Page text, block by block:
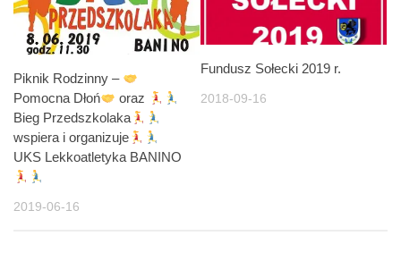
Piknik Rodzinny –
Pomocna Dłoń
oraz
Bieg Przedszkolaka
wspiera i organizuje
UKS Lekkoatletyka BANINO
2019-06-16
Fundusz Sołecki 2019 r.
2018-09-16